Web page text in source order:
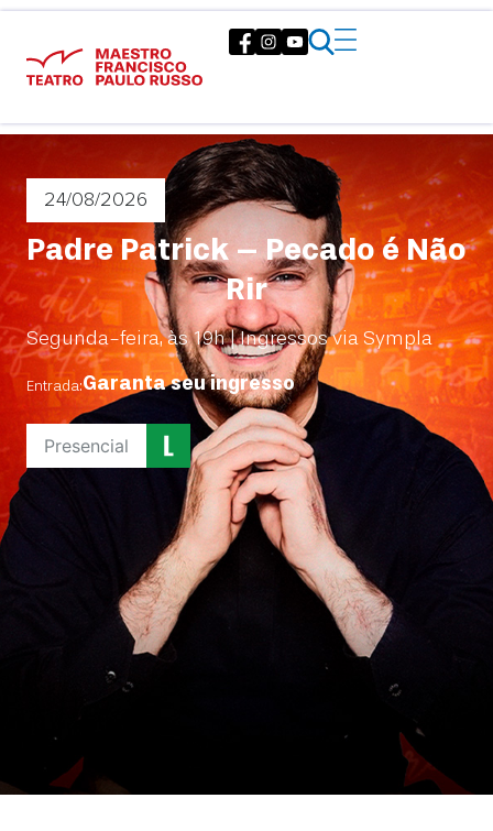
24/08/2026
Padre Patrick – Pecado é Não
Rir
Segunda-feira, às 19h | Ingressos via Sympla
Entrada:Garanta seu ingresso
Presencial